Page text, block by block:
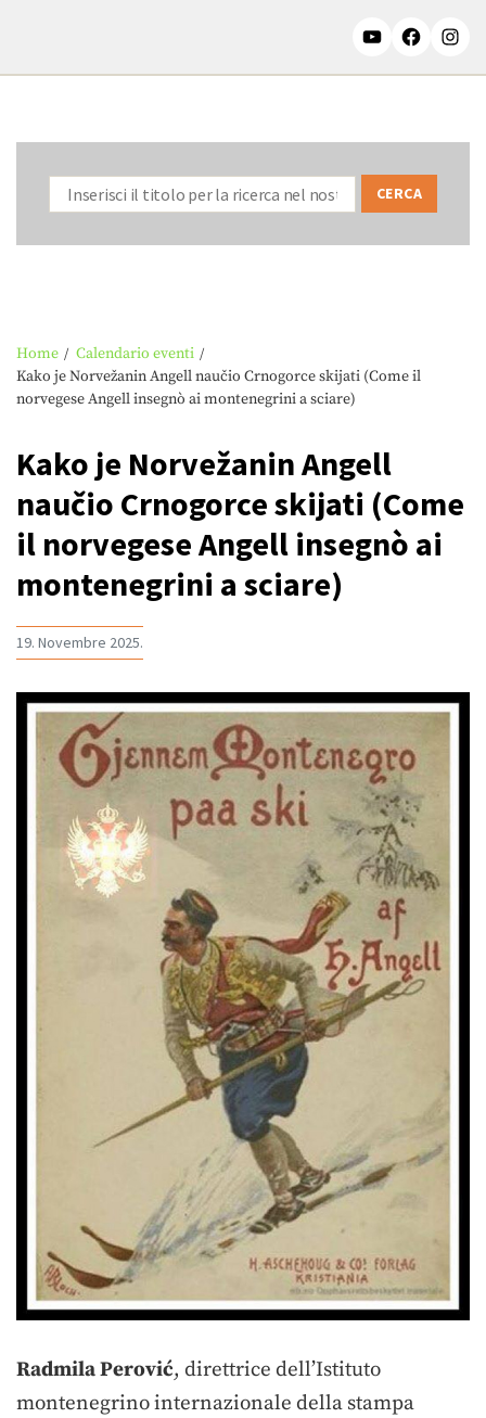
Home
Calendario eventi
Kako je Norvežanin Angell naučio Crnogorce skijati (Come il
norvegese Angell insegnò ai montenegrini a sciare)
Kako je Norvežanin Angell
naučio Crnogorce skijati (Come
il norvegese Angell insegnò ai
montenegrini a sciare)
19. Novembre 2025.
Radmila Perović, direttrice dell’Istituto
montenegrino internazionale della stampa